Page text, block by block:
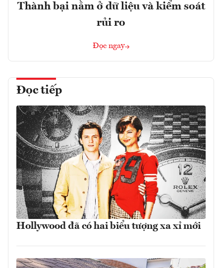
Thành bại nằm ở dữ liệu và kiểm soát
rủi ro
Đọc ngay
Đọc tiếp
Hollywood đã có hai biểu tượng xa xỉ mới